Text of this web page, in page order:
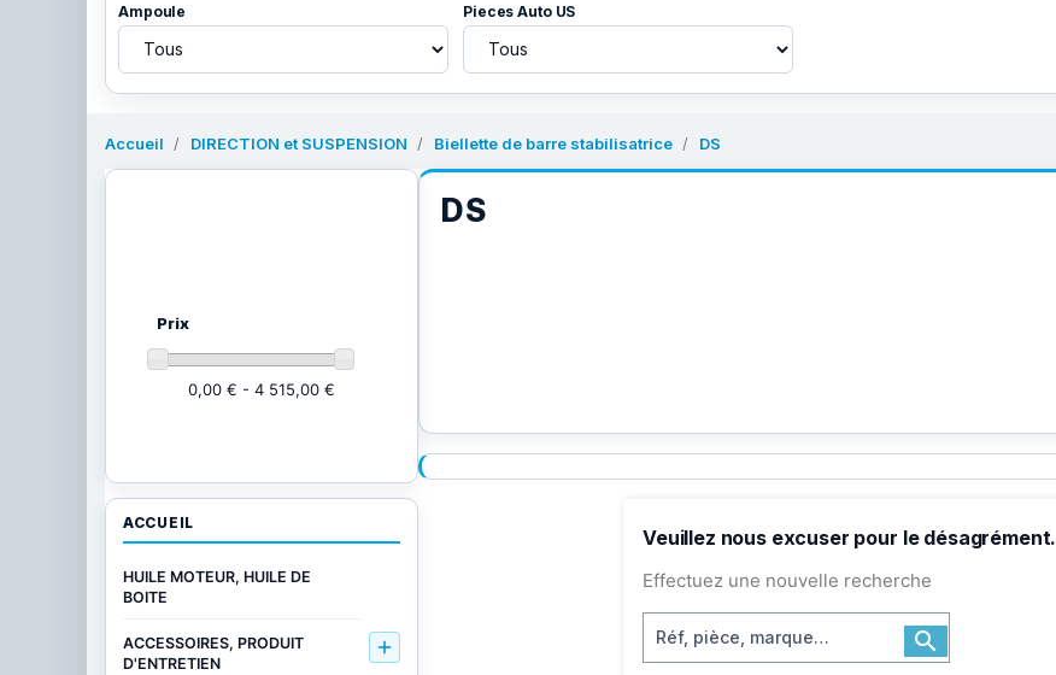
Ampoule Pieces Auto US
Accueil DIRECTION et SUSPENSION Biellette de barre stabilisatrice DS
DS
Veuillez nous excuser pour le désagrément.
Effectuez une nouvelle recherche

Prix
0,00 € - 4 515,00 €
ACCUEIL
HUILE MOTEUR, HUILE DE
BOITE
ACCESSOIRES, PRODUIT
D'ENTRETIEN
